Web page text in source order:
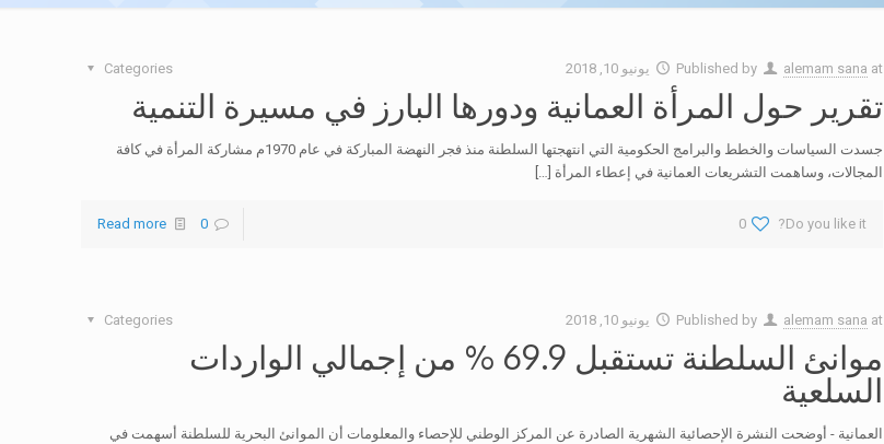
Published by alemam sana at يونيو 10, 2018 Categories
تقرير حول المرأة العمانية ودورها البارز في مسيرة التنمية
جسدت السياسات والخطط والبرامج الحكومية التي انتهجتها السلطنة منذ فجر النهضة المباركة في عام 1970م مشاركة المرأة في كافة
المجالات، وساهمت التشريعات العمانية في إعطاء المرأة […]
Do you like it?
0
0
Read more
Published by alemam sana at يونيو 10, 2018 Categories
موانئ السلطنة تستقبل 69.9 % من إجمالي الواردات
السلعية
العمانية -‏ أوضحت النشرة الإحصائية الشهرية الصادرة عن المركز الوطني للإحصاء والمعلومات أن الموانئ البحرية للسلطنة أسهمت في